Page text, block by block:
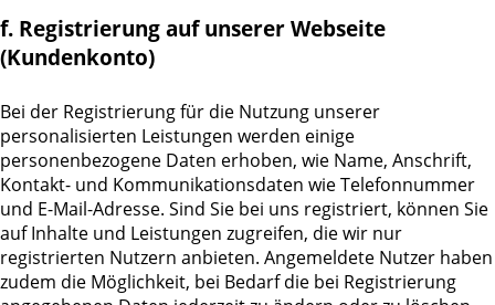
f. Registrierung auf unserer Webseite
(Kundenkonto)
Bei der Registrierung für die Nutzung unserer
personalisierten Leistungen werden einige
personenbezogene Daten erhoben, wie Name, Anschrift,
Kontakt- und Kommunikationsdaten wie Telefonnummer
und E-Mail-Adresse. Sind Sie bei uns registriert, können Sie
auf Inhalte und Leistungen zugreifen, die wir nur
registrierten Nutzern anbieten. Angemeldete Nutzer haben
zudem die Möglichkeit, bei Bedarf die bei Registrierung